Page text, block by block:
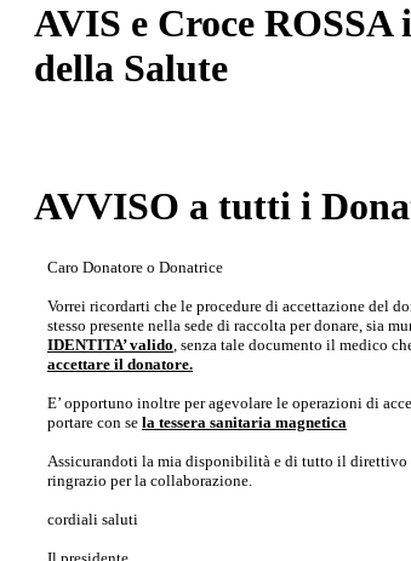
AVIS e Croce ROSSA
della Salute
AVVISO a tutti i
Caro Donatore o Donatrice
Vorrei ricordarti che le procedure di accettazione del
stesso presente nella sede di raccolta per donare, sia
IDENTITA’ valido, senza tale documento il medico
accettare il donatore.
E’ opportuno inoltre per agevolare le operazioni di
portare con se la tessera sanitaria magnetica
Assicurandoti la mia disponibilità e di tutto il
ringrazio per la collaborazione.
cordiali saluti